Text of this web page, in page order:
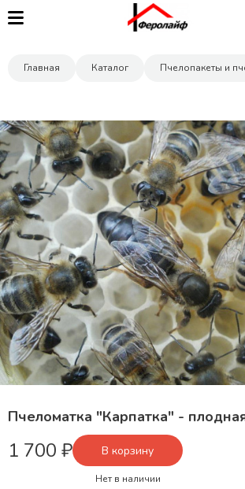
Главная Каталог Пчелопакеты и
Пчеломатка "Карпатка" -
1 700 ₽ В корзину
Нет в наличии